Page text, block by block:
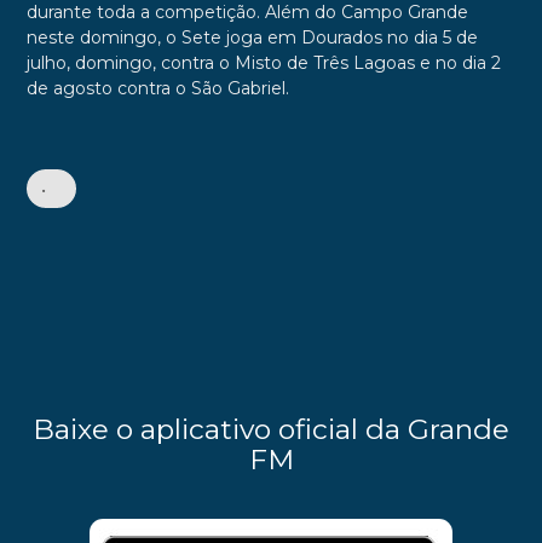
durante toda a competição. Além do Campo Grande
neste domingo, o Sete joga em Dourados no dia 5 de
julho, domingo, contra o Misto de Três Lagoas e no dia 2
de agosto contra o São Gabriel.
•
Baixe o aplicativo oficial da Grande
FM